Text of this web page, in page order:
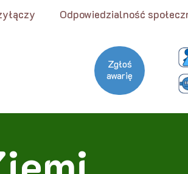
Odpowiedzialność
Zgłoś
awarię